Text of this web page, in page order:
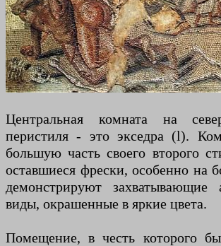
Центральная комната на
перистиля - это экседра (l).
большую часть своего второго
оставшиеся фрески, особенно на
демонстрируют захватывающие
виды, окрашенные в яркие цвета.
Помещение, в честь которого